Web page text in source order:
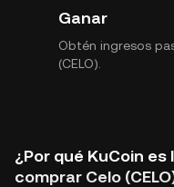
Ganar
Obtén ingresos
(CELO).
¿Por qué KuCoin
comprar Celo